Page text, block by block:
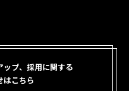
ップ、採用に関する
はこちら